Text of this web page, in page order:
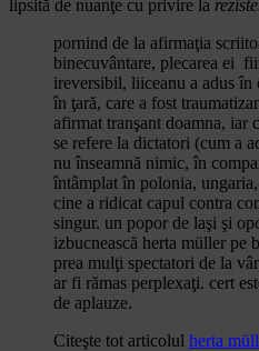
lipsită de nuanţe cu privire la
pornind de la afirmaţia
binecuvântare, plecarea ei
ireversibil, liiceanu a adus în
în ţară, care a fost
afirmat tranşant doamna, iar
se refere la dictatori (cum a
nu înseamnă nimic, în
întâmplat în polonia,
cine a ridicat capul contra
singur. un popor de laşi şi
izbucnească herta müller pe
prea mulţi spectatori de la
ar fi rămas perplexaţi. cert
de aplauze.
Citeşte tot articolul herta